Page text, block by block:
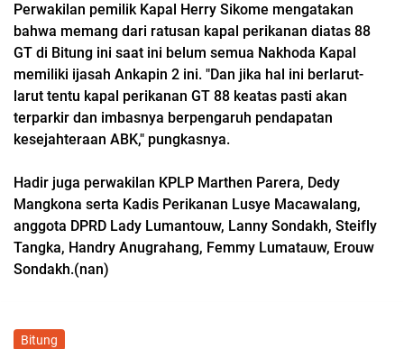
Perwakilan pemilik Kapal Herry Sikome mengatakan
bahwa memang dari ratusan kapal perikanan diatas 88
GT di Bitung ini saat ini belum semua Nakhoda Kapal
memiliki ijasah Ankapin 2 ini. "Dan jika hal ini berlarut-
larut tentu kapal perikanan GT 88 keatas pasti akan
terparkir dan imbasnya berpengaruh pendapatan
kesejahteraan ABK," pungkasnya.
Hadir juga perwakilan KPLP Marthen Parera, Dedy
Mangkona serta Kadis Perikanan Lusye Macawalang,
anggota DPRD Lady Lumantouw, Lanny Sondakh, Steifly
Tangka, Handry Anugrahang, Femmy Lumatauw, Erouw
Sondakh.(nan)
Bitung